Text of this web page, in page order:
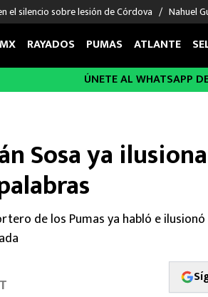
el silencio sobre lesión de Córdova Nahuel
EN EL EXTRANJERO
Ochoa
Huerta
Álvarez
Giménez
Huescas
FIGURAS
Sergio
RAYADOS PUMAS ATLANTE
ÚNETE AL WHATSAPP
Sosa ya
de los Pumas ya habló e